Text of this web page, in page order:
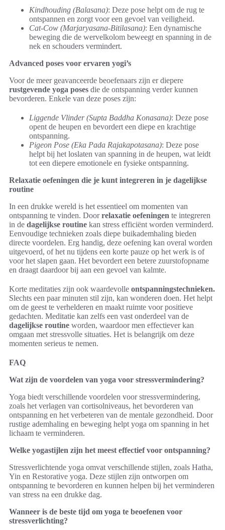
Kindhouding (Balasana): Deze pose helpt om de rug te
ontspannen en zorgt voor een gevoel van veiligheid.
Cat-Cow (Marjaryasana-Bitilasana): Een dynamische
beweging die de wervelkolom beweegt en spanning in de
nek en schouders vermindert.
Advanced poses voor ervaren yogi’s
Voor de meer geavanceerde beoefenaars zijn er diepere
rustgevende yoga poses die de ontspanning verder kunnen
bevorderen. Enkele van deze poses zijn:
Liggende Vlinder (Supta Baddha Konasana): Deze pose
opent de heupen en bevordert een diepe en krachtige
ontspanning.
Pigeon Pose (Eka Pada Rajakapotasana): Deze pose
helpt bij het loslaten van spanning in de heupen, wat leidt
tot een diepere emotionele en fysieke ontspanning.
Relaxatie oefeningen die je kunt integreren in je dagelijkse
routine
In een drukke wereld is het essentieel om momenten van
ontspanning te vinden. Doorrelaxatie oefeningen te integreren
in de dagelijkse routine kan stress efficiënt worden verminderd.
Eenvoudige technieken zoals diepe buikademhaling bieden
directe voordelen. Erg handig, deze oefening kan overal worden
uitgevoerd, of het nu tijdens een korte pauze op het werk is of
voor het slapen gaan. Het bevordert een betere zuurstofopname
en draagt daardoor bij aan een gevoel van kalmte.
Korte meditaties zijn ook waardevolle ontspanningstechnieken.
Slechts een paar minuten stil zijn, kan wonderen doen. Het helpt
om de geest te verhelderen en maakt ruimte voor positieve
gedachten. Meditatie kan zelfs een vast onderdeel van de
dagelijkse routine worden, waardoor men effectiever kan
omgaan met stressvolle situaties. Het is belangrijk om deze
momenten serieus te nemen.
FAQ
Wat zijn de voordelen van yoga voor stressvermindering?
Yoga biedt verschillende voordelen voor stressvermindering,
zoals het verlagen van cortisolniveaus, het bevorderen van
ontspanning en het verbeteren van de mentale gezondheid. Door
rustige ademhaling en beweging helpt yoga om spanning in het
lichaam te verminderen.
Welke yogastijlen zijn het meest effectief voor ontspanning?
Stressverlichtende yoga omvat verschillende stijlen, zoals Hatha,
Yin en Restorative yoga. Deze stijlen zijn ontworpen om
ontspanning te bevorderen en kunnen helpen bij het verminderen
van stress na een drukke dag.
Wanneer is de beste tijd om yoga te beoefenen voor
stressverlichting?